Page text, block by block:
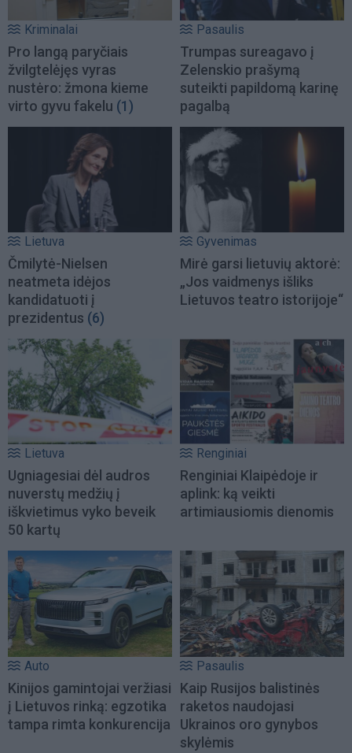
Kriminalai
Pro langą paryčiais
žvilgtelėjęs vyras
nustėro: žmona kieme
virto gyvu fakelu (1)
Pasaulis
Trumpas sureagavo į
Zelenskio prašymą
suteikti papildomą karinę
pagalbą
Lietuva
Čmilytė-Nielsen
neatmeta idėjos
kandidatuoti į
prezidentus (6)
Gyvenimas
Mirė garsi lietuvių aktorė:
„Jos vaidmenys išliks
Lietuvos teatro istorijoje“
Lietuva
Ugniagesiai dėl audros
nuverstų medžių į
iškvietimus vyko beveik
50 kartų
Renginiai
Renginiai Klaipėdoje ir
aplink: ką veikti
artimiausiomis dienomis
Auto
Kinijos gamintojai veržiasi
į Lietuvos rinką: egzotika
tampa rimta konkurencija
Pasaulis
Kaip Rusijos balistinės
raketos naudojasi
Ukrainos oro gynybos
skylėmis